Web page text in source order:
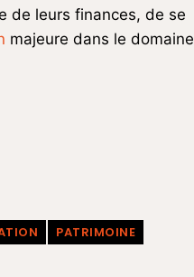
de leurs finances, de se
majeure dans le domaine
PATRIMOINE